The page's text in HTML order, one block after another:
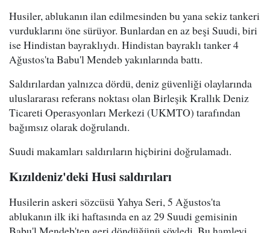
Husiler, ablukanın ilan edilmesinden bu yana sekiz tankeri
vurduklarını öne sürüyor. Bunlardan en az beşi Suudi, biri
ise Hindistan bayraklıydı. Hindistan bayraklı tanker 4
Ağustos'ta Babu'l Mendeb yakınlarında battı.
Saldırılardan yalnızca dördü, deniz güvenliği olaylarında
uluslararası referans noktası olan Birleşik Krallık Deniz
Ticareti Operasyonları Merkezi (UKMTO) tarafından
bağımsız olarak doğrulandı.
Suudi makamları saldırıların hiçbirini doğrulamadı.
Kızıldeniz'deki Husi saldırıları
Husilerin askeri sözcüsü Yahya Seri, 5 Ağustos'ta
ablukanın ilk iki haftasında en az 29 Suudi gemisinin